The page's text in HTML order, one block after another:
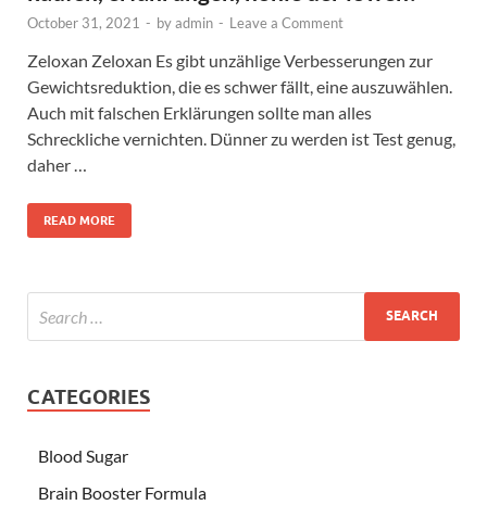
October 31, 2021 - byadmin - Leave a Comment
Zeloxan Zeloxan Es gibt unzählige Verbesserungen zur
Gewichtsreduktion, die es schwer fällt, eine auszuwählen.
Auch mit falschen Erklärungen sollte man alles
Schreckliche vernichten. Dünner zu werden ist Test genug,
daher …
READ MORE
CATEGORIES
Blood Sugar
Brain Booster Formula